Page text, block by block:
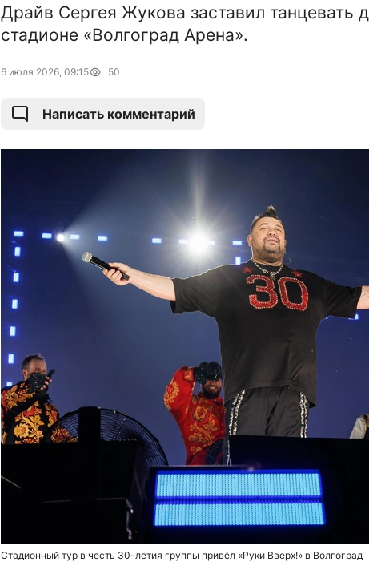
Драйв Сергея Жукова заставил танцевать
стадионе «Волгоград Арена».
6 июля 2026, 09:15 50
Написать комментарий
Стадионный тур в честь 30-летия группы привёл «Руки Вверх!» в Волгоград